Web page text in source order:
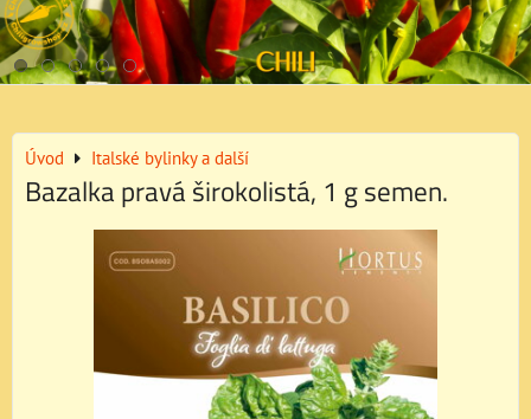
Úvod Italské bylinky a další
Bazalka pravá širokolistá, 1 g semen.